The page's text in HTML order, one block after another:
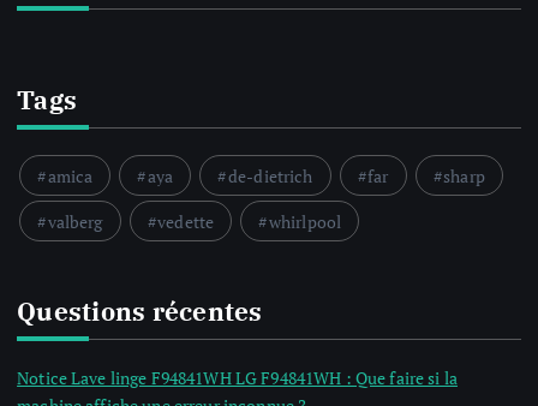
Tags
amica aya de-dietrich far
sharp
valberg
vedette whirlpool
Questions récentes
Notice Lave linge F94841WH LG F94841WH : Que faire si la